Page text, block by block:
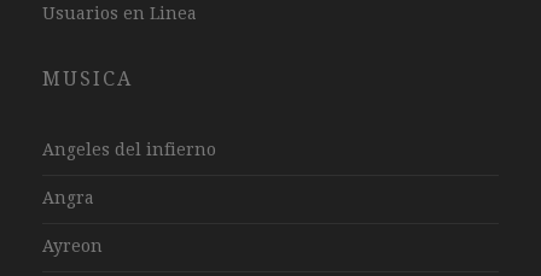
Usuarios en Linea
MUSICA
Angeles del infierno
Angra
Ayreon